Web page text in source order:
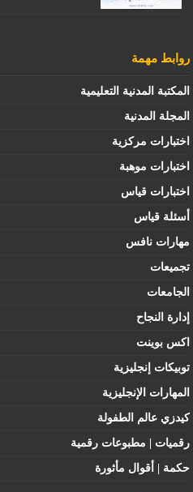
روابط مهمة
المكتبة المدنية التعليمية
المجلة المدنية
اختبارات مركزية
اختبارات موهبة
اختبارات قياس
أسئلة قياس
مهارات نافس
تجميعات
الجامعات
إدارة النجاح
اكس بوينت
توبيكات إنجليزية
المهارات الإنجليزية
كيدزي عالم الطفولة
رقميات | مطبوعات رقمية
حكمة | أقوال مأثورة